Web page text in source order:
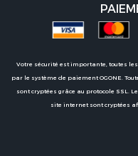
Votre sécurité est importante, toutes
par le système de paiement OGONE.
sont cryptées grâce au protocole SSL.
site internet sont cryptées